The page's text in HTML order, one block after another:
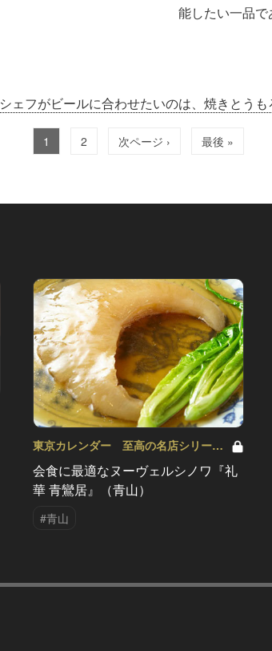
能したい一品で
シェフがビールに合わせたいのは、焼きとうも
1 2 次ページ › 最後 »
東京カレンダー 至高の名店シリーズ
会食に最適なヌーヴェルシノワ『礼
華 青鸞居』（青山）
#青山